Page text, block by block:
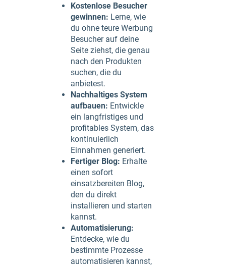
Kostenlose Besucher
gewinnen: Lerne, wie
du ohne teure Werbung
Besucher auf deine
Seite ziehst, die genau
nach den Produkten
suchen, die du
anbietest.
Nachhaltiges System
aufbauen: Entwickle
ein langfristiges und
profitables System, das
kontinuierlich
Einnahmen generiert.
Fertiger Blog: Erhalte
einen sofort
einsatzbereiten Blog,
den du direkt
installieren und starten
kannst.
Automatisierung:
Entdecke, wie du
bestimmte Prozesse
automatisieren kannst,